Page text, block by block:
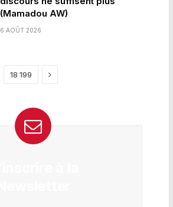
(Mamadou AW)
6 AOÛT 2026
18 199 Next